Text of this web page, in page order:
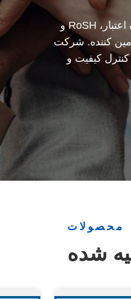
مهر اعتماد، چک اعتبار، RoSH و
کننده. شرکت
کیفیت و
حرفه ای است.
محصولات
شده